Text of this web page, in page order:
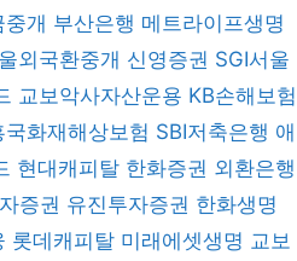
개 부산은행 메트라이프생명
외국환중개 신영증권 SGI서울
교보악사자산운용 KB손해보험
국화재해상보험 SBI저축은행 애
현대캐피탈 한화증권 외환은행
증권 유진투자증권 한화생명
롯데캐피탈 미래에셋생명 교보